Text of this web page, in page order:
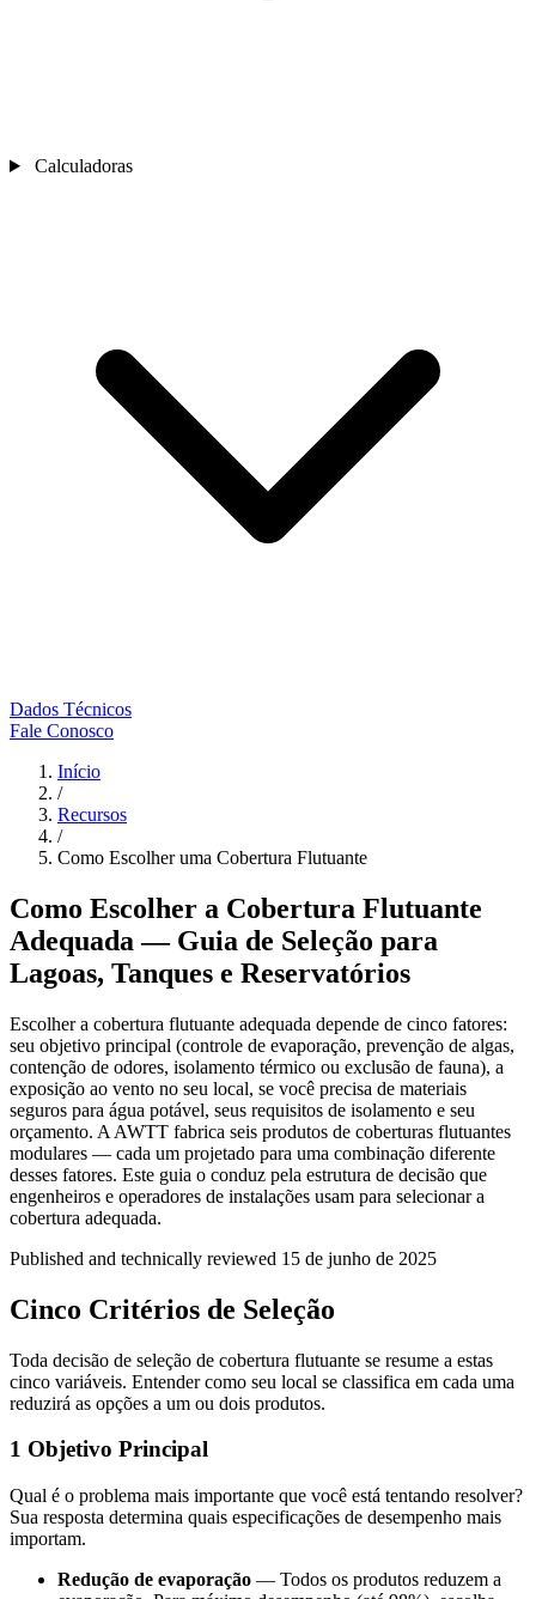
Calculadoras
Dados Técnicos
Fale Conosco
Início
/
Recursos
/
Como Escolher uma Cobertura Flutuante
Como Escolher a Cobertura Flutuante
Adequada — Guia de Seleção para
Lagoas, Tanques e Reservatórios
Escolher a cobertura flutuante adequada depende de cinco fatores:
seu objetivo principal (controle de evaporação, prevenção de algas,
contenção de odores, isolamento térmico ou exclusão de fauna), a
exposição ao vento no seu local, se você precisa de materiais
seguros para água potável, seus requisitos de isolamento e seu
orçamento. A AWTT fabrica seis produtos de coberturas flutuantes
modulares — cada um projetado para uma combinação diferente
desses fatores. Este guia o conduz pela estrutura de decisão que
engenheiros e operadores de instalações usam para selecionar a
cobertura adequada.
Published and technically reviewed 15 de junho de 2025
Cinco Critérios de Seleção
Toda decisão de seleção de cobertura flutuante se resume a estas
cinco variáveis. Entender como seu local se classifica em cada uma
reduzirá as opções a um ou dois produtos.
1 Objetivo Principal
Qual é o problema mais importante que você está tentando resolver?
Sua resposta determina quais especificações de desempenho mais
importam.
Redução de evaporação — Todos os produtos reduzem a